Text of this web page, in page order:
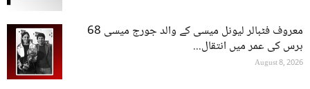
معروف فٹبالر لیونل میسی کے والد جورج میسی 68
برس کی عمر میں انتقال...
August 8, 2026